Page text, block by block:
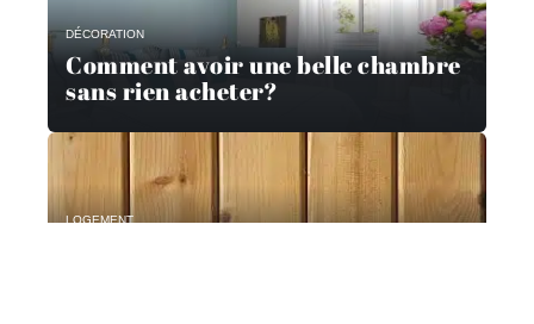
DÉCORATION
Comment avoir une belle chambre
sans rien acheter?
LOGEMENT